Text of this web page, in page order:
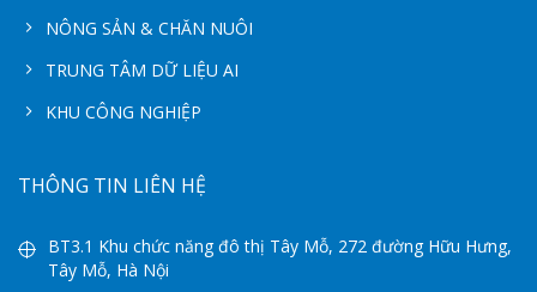
NÔNG SẢN & CHĂN NUÔI
TRUNG TÂM DỮ LIỆU AI
KHU CÔNG NGHIỆP
THÔNG TIN LIÊN HỆ
BT3.1 Khu chức năng đô thị Tây Mỗ, 272 đường Hữu Hưng,
Tây Mỗ, Hà Nội